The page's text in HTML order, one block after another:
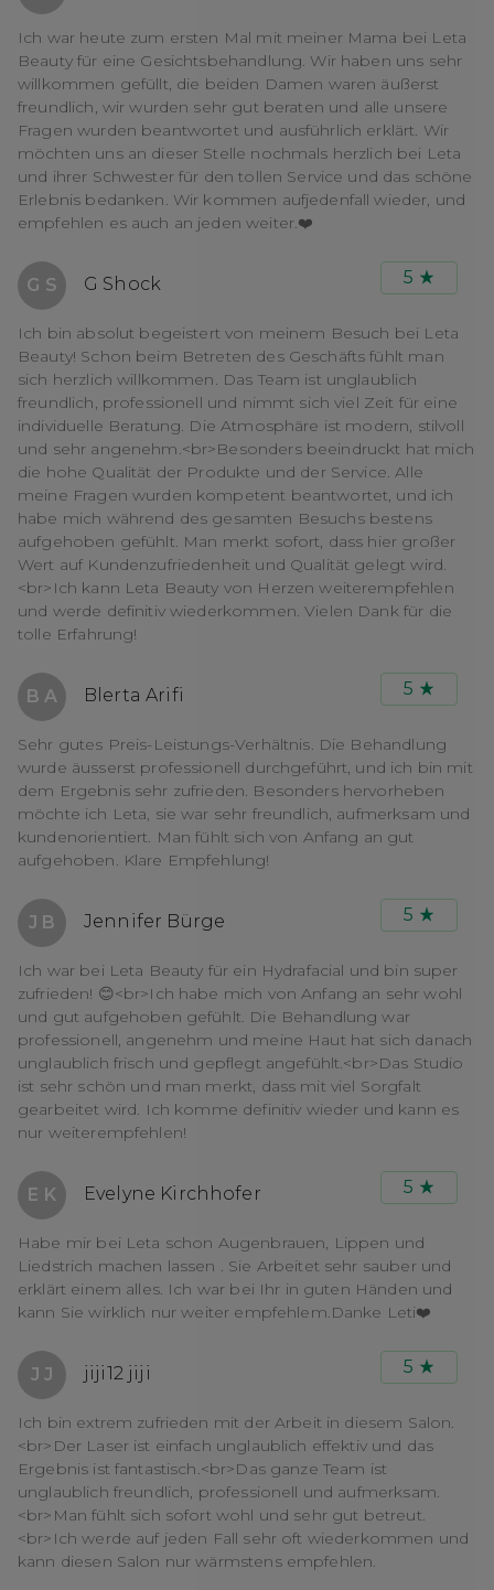
Ich war heute zum ersten Mal mit meiner Mama bei Leta
Beauty für eine Gesichtsbehandlung. Wir haben uns sehr
willkommen gefüllt, die beiden Damen waren äußerst
freundlich, wir wurden sehr gut beraten und alle unsere
Fragen wurden beantwortet und ausführlich erklärt. Wir
möchten uns an dieser Stelle nochmals herzlich bei Leta
und ihrer Schwester für den tollen Service und das schöne
Erlebnis bedanken. Wir kommen aufjedenfall wieder, und
empfehlen es auch an jeden weiter.❤️
G S G Shock 5
Ich bin absolut begeistert von meinem Besuch bei Leta
Beauty! Schon beim Betreten des Geschäfts fühlt man
sich herzlich willkommen. Das Team ist unglaublich
freundlich, professionell und nimmt sich viel Zeit für eine
individuelle Beratung. Die Atmosphäre ist modern, stilvoll
und sehr angenehm.<br>Besonders beeindruckt hat mich
die hohe Qualität der Produkte und der Service. Alle
meine Fragen wurden kompetent beantwortet, und ich
habe mich während des gesamten Besuchs bestens
aufgehoben gefühlt. Man merkt sofort, dass hier großer
Wert auf Kundenzufriedenheit und Qualität gelegt wird.
<br>Ich kann Leta Beauty von Herzen weiterempfehlen
und werde definitiv wiederkommen. Vielen Dank für die
tolle Erfahrung!
B A Blerta Arifi 5
Sehr gutes Preis-Leistungs-Verhältnis. Die Behandlung
wurde äusserst professionell durchgeführt, und ich bin mit
dem Ergebnis sehr zufrieden. Besonders hervorheben
möchte ich Leta, sie war sehr freundlich, aufmerksam und
kundenorientiert. Man fühlt sich von Anfang an gut
aufgehoben. Klare Empfehlung!
J B Jennifer Bürge 5
Ich war bei Leta Beauty für ein Hydrafacial und bin super
zufrieden! 😊<br>Ich habe mich von Anfang an sehr wohl
und gut aufgehoben gefühlt. Die Behandlung war
professionell, angenehm und meine Haut hat sich danach
unglaublich frisch und gepflegt angefühlt.<br>Das Studio
ist sehr schön und man merkt, dass mit viel Sorgfalt
gearbeitet wird. Ich komme definitiv wieder und kann es
nur weiterempfehlen!
E K Evelyne Kirchhofer 5
Habe mir bei Leta schon Augenbrauen, Lippen und
Liedstrich machen lassen . Sie Arbeitet sehr sauber und
erklärt einem alles. Ich war bei Ihr in guten Händen und
kann Sie wirklich nur weiter empfehlem.Danke Leti❤️
J J jiji12 jiji 5
Ich bin extrem zufrieden mit der Arbeit in diesem Salon.
<br>Der Laser ist einfach unglaublich effektiv und das
Ergebnis ist fantastisch.<br>Das ganze Team ist
unglaublich freundlich, professionell und aufmerksam.
<br>Man fühlt sich sofort wohl und sehr gut betreut.
<br>Ich werde auf jeden Fall sehr oft wiederkommen und
kann diesen Salon nur wärmstens empfehlen.